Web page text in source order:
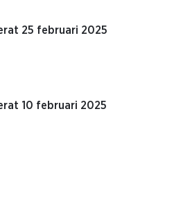
25 februari 2025
10 februari 2025